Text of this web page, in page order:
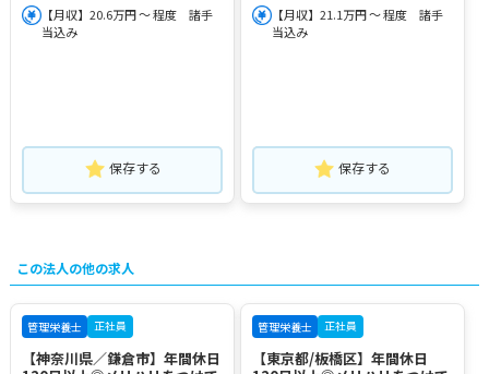
【月収】20.6万円 ～ 程度 諸手
当込み
保存する
【月収】21.1万円 ～ 程度 諸手
当込み
保存する
この法人の他の求人
管理栄養士 正社員
【神奈川県／鎌倉市】年間休日
管理栄養士 正社員
【東京都/板橋区】年間休日